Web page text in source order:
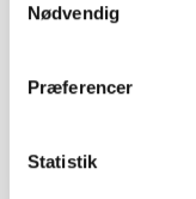
Nødvendig
Præferencer
Statistik
32,00kr.
Afhentning og
Se detaljer